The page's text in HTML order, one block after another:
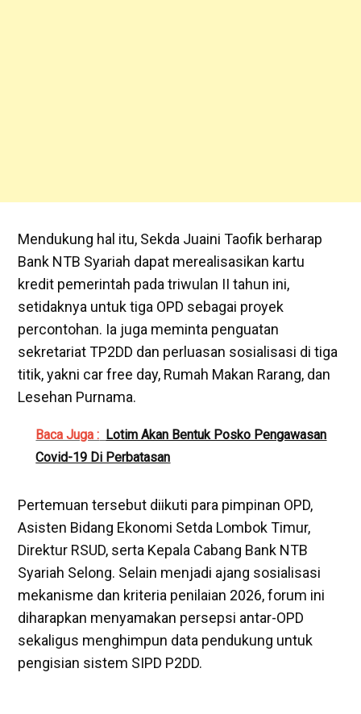
‎Mendukung hal itu, Sekda Juaini Taofik berharap
Bank NTB Syariah dapat merealisasikan kartu
kredit pemerintah pada triwulan II tahun ini,
setidaknya untuk tiga OPD sebagai proyek
percontohan. Ia juga meminta penguatan
sekretariat TP2DD dan perluasan sosialisasi di tiga
titik, yakni car free day, Rumah Makan Rarang, dan
Lesehan Purnama.
Baca Juga : Lotim Akan Bentuk Posko Pengawasan
Covid-19 Di Perbatasan
‎Pertemuan tersebut diikuti para pimpinan OPD,
Asisten Bidang Ekonomi Setda Lombok Timur,
Direktur RSUD, serta Kepala Cabang Bank NTB
Syariah Selong. Selain menjadi ajang sosialisasi
mekanisme dan kriteria penilaian 2026, forum ini
diharapkan menyamakan persepsi antar-OPD
sekaligus menghimpun data pendukung untuk
pengisian sistem SIPD P2DD.